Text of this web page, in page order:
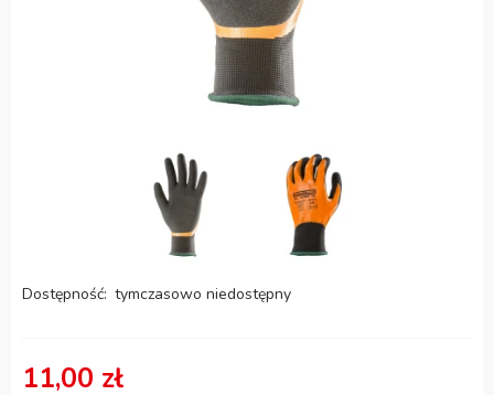
Dostępność: tymczasowo niedostępny
11,00 zł